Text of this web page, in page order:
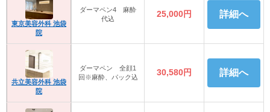
東京美容外科 池袋
院
ダーマペン4 麻酔
代込
25,000円 詳細へ
共立美容外科 池袋
院
ダーマペン 全顔1
回※麻酔、パック込
30,580円 詳細へ